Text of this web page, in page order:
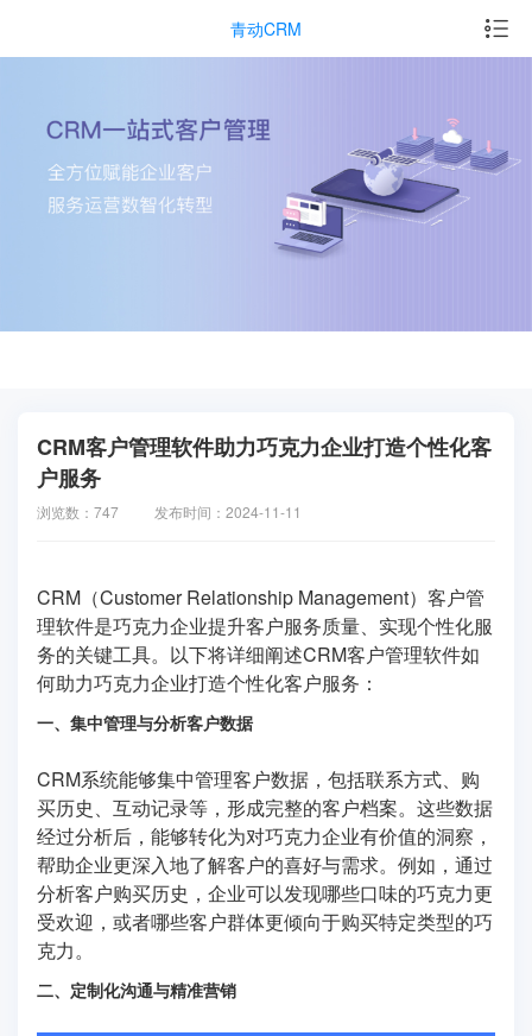
青动CRM
CRM客户管理软件助力巧克力企业打造个性化客
户服务
浏览数：747 发布时间：2024-11-11
CRM（Customer Relationship Management）客户管
理软件是巧克力企业提升客户服务质量、实现个性化服
务的关键工具。以下将详细阐述CRM客户管理软件如
何助力巧克力企业打造个性化客户服务：
一、集中管理与分析客户数据
CRM系统能够集中管理客户数据，包括联系方式、购
买历史、互动记录等，形成完整的客户档案。这些数据
经过分析后，能够转化为对巧克力企业有价值的洞察，
帮助企业更深入地了解客户的喜好与需求。例如，通过
分析客户购买历史，企业可以发现哪些口味的巧克力更
受欢迎，或者哪些客户群体更倾向于购买特定类型的巧
克力。
二、定制化沟通与精准营销